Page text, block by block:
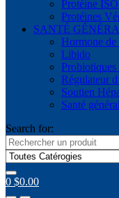
Protéine ISO
Protéines
SANTÉ
Hormone de
Libido
Probiotiques
Régulateur
Soutien
Santé
Search for:
0 $0.00